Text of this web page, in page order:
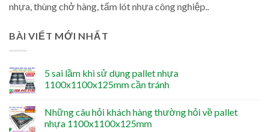
nhựa, thùng chở hàng, tấm lót nhựa công nghiệp..
BÀI VIẾT MỚI NHẤT
5 sai lầm khi sử dụng pallet nhựa
1100x1100x125mm cần tránh
Những câu hỏi khách hàng thường hỏi về pallet
nhựa 1100x1100x125mm